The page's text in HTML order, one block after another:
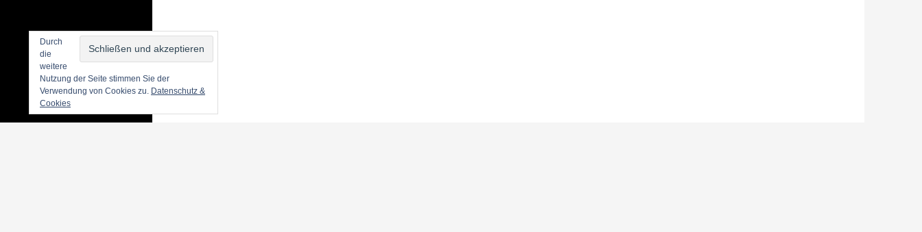
Durch
die
weitere
Nutzung der Seite stimmen Sie der
Verwendung von Cookies zu. Datenschutz &
Cookies